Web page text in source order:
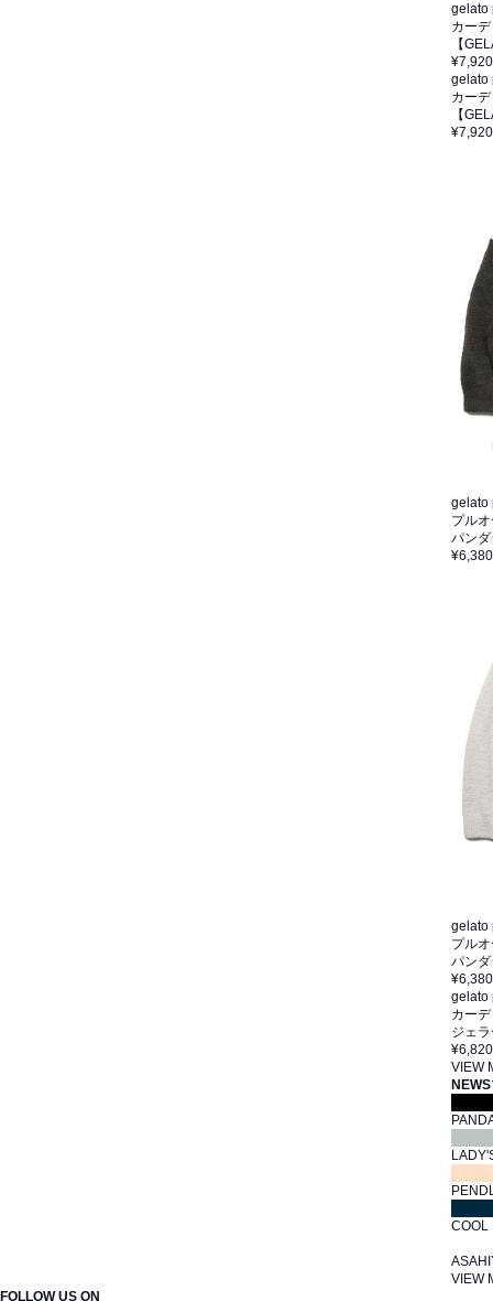
gelato
カー
【
¥7,920
gelato
カー
【
¥7,920
gelato
プル
パン
¥6,380
gelato
プル
パン
¥6,380
gelato
カー
ジェ
¥6,820
VIEW
NEWS
VIEW
FOLLOW US ON